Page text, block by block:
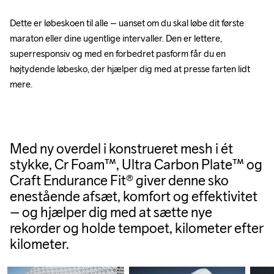
Dette er løbeskoen til alle – uanset om du skal løbe dit første
maraton eller dine ugentlige intervaller. Den er lettere,
superresponsiv og med en forbedret pasform får du en
højtydende løbesko, der hjælper dig med at presse farten lidt
mere.
Med ny overdel i konstrueret mesh i ét
stykke, Cr Foam™, Ultra Carbon Plate™ og
Craft Endurance Fit® giver denne sko
enestående afsæt, komfort og effektivitet
– og hjælper dig med at sætte nye
rekorder og holde tempoet, kilometer efter
kilometer.